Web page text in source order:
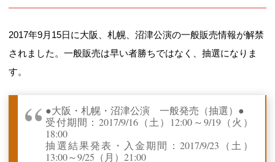
2017年9月15日に大阪、札幌、沼津公演の一般販売情報が解禁
されました。一般販売は早い者勝ちではなく、抽選になりま
す。
●大阪・札幌・沼津公演 一般発売（抽選）●
受付期間：2017/9/16（土）12:00～9/19（火）
18:00
抽選結果発表・入金期間：2017/9/23（土）
13:00～9/25（月）21:00